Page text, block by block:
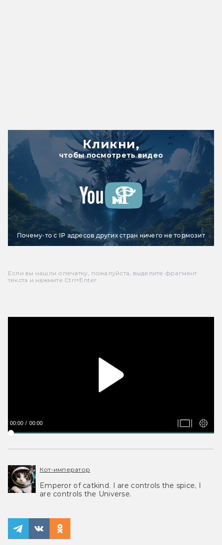
Кликни,
чтобы посмотреть видео
Почему-то с IP адресов других стран ничего не тормозит
Если вы нашли опечатку, пожалуйста, выделите фрагмент
текста и нажмите Ctrl+Enter.
00:00 00:00
Кот-император
Emperor of catkind. I are controls the spice, I
are controls the Universe.